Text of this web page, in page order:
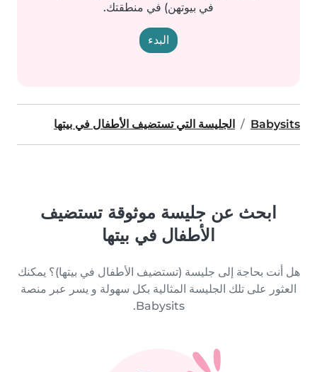
في بيوتهن) في منطقتك.
البدء
Babysits الجليسة التي تستضيف الأطفال في بيتها
ابحث عن جليسة موثوقة تستضيف
الأطفال في بيتها
هل أنت بحاجة إلى جليسة (تستضيف الأطفال في بيتها)؟ يمكنك
العثور على تلك الجليسة المثالية بكل سهولة و يسر عبر منصة
Babysits.